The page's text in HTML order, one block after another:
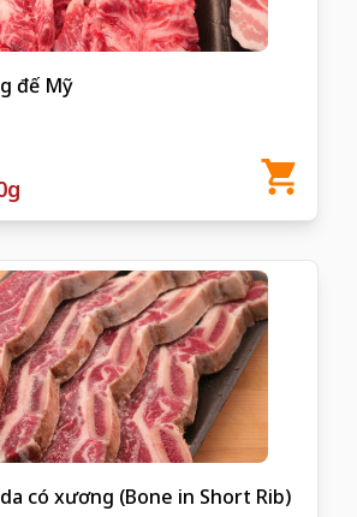
đế Mỹ
có xương (Bone in Short Rib)